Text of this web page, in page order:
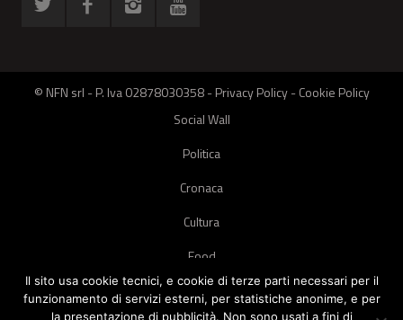
© NFN srl - P. Iva 02878030358 -Privacy Policy-Cookie Policy
Social Wall
Politica
Cronaca
Cultura
Food
Green
Il sito usa cookie tecnici, e cookie di terze parti necessari per il
funzionamento di servizi esterni, per statistiche anonime, e per
la presentazione di pubblicità. Non sono usati a fini di